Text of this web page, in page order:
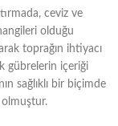
ceviz ve
olduğu
toprağın ihtiyacı
gübrelerin içeriği
sağlıklı bir biçimde